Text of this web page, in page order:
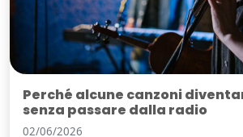
Perché alcune canzoni
senza passare dalla radio
02/06/2026